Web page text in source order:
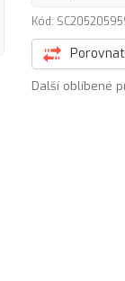
Kód:
Porovnat
Další oblíbené